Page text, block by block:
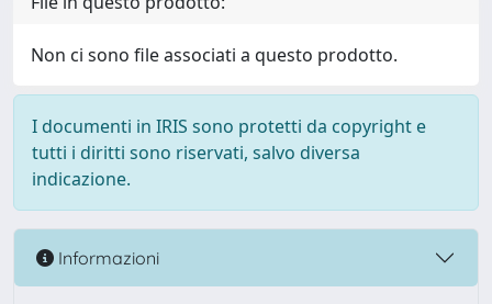
Non ci sono file associati a questo prodotto.
I documenti in IRIS sono protetti da copyright e
tutti i diritti sono riservati, salvo diversa
indicazione.
Informazioni